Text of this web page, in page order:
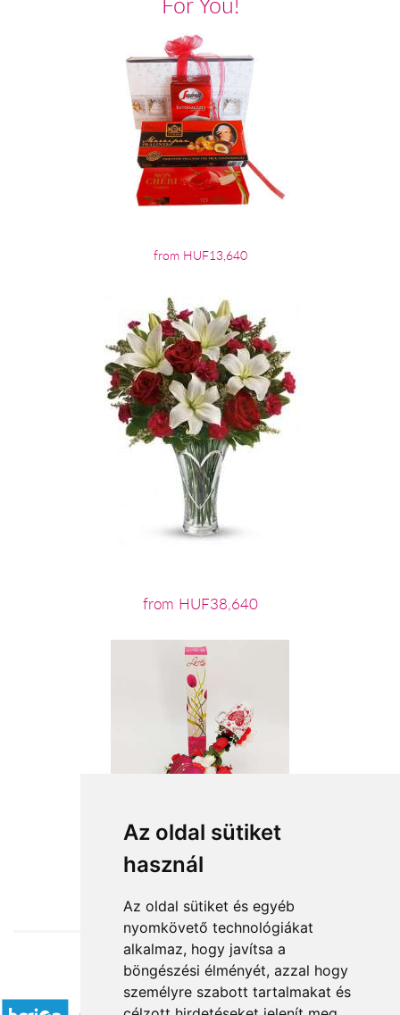
Az oldal sütiket
használ
Az oldal sütiket és egyéb
nyomkövető technológiákat
alkalmaz, hogy javítsa a
böngészési élményét, azzal hogy
személyre szabott tartalmakat és
from HUF13,640
from HUF38,640
from HUF14,400
Accepted payment methods